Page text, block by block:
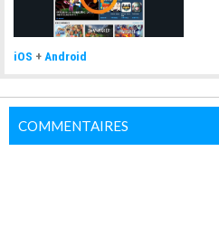
iOS + Android
COMMENTAIRES